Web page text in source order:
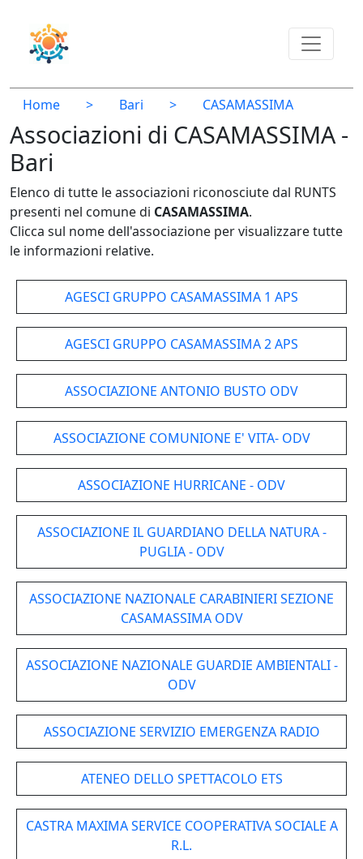
Home > Bari > CASAMASSIMA
Associazioni di CASAMASSIMA -
Bari
Elenco di tutte le associazioni riconosciute dal RUNTS
presenti nel comune di CASAMASSIMA.
Clicca sul nome dell'associazione per visualizzare tutte
le informazioni relative.
AGESCI GRUPPO CASAMASSIMA 1 APS
AGESCI GRUPPO CASAMASSIMA 2 APS
ASSOCIAZIONE ANTONIO BUSTO ODV
ASSOCIAZIONE COMUNIONE E' VITA- ODV
ASSOCIAZIONE HURRICANE - ODV
ASSOCIAZIONE IL GUARDIANO DELLA NATURA -
PUGLIA - ODV
ASSOCIAZIONE NAZIONALE CARABINIERI SEZIONE
CASAMASSIMA ODV
ASSOCIAZIONE NAZIONALE GUARDIE AMBIENTALI -
ODV
ASSOCIAZIONE SERVIZIO EMERGENZA RADIO
ATENEO DELLO SPETTACOLO ETS
CASTRA MAXIMA SERVICE COOPERATIVA SOCIALE A
R.L.